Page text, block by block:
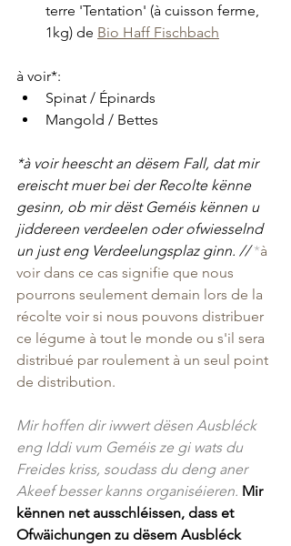
terre 'Tentation' (à cuisson ferme,
1kg) de Bio Haff Fischbach
à voir*:
Spinat / Épinards
Mangold / Bettes
*à voir heescht an dësem Fall, dat mir
ereischt muer bei der Recolte kënne
gesinn, ob mir dëst Geméis kënnen u
jiddereen verdeelen oder ofwiesselnd
un just eng Verdeelungsplaz ginn. // *à
voir dans ce cas signifie que nous
pourrons seulement demain lors de la
récolte voir si nous pouvons distribuer
ce légume à tout le monde ou s'il sera
distribué par roulement à un seul point
de distribution.
Mir hoffen dir iwwert dësen Ausbléck
eng Iddi vum Geméis ze gi wats du
Freides kriss, soudass du deng aner
Akeef besser kanns organiséieren. Mir
kënnen net ausschléissen, dass et
Ofwäichungen zu dësem Ausbléck